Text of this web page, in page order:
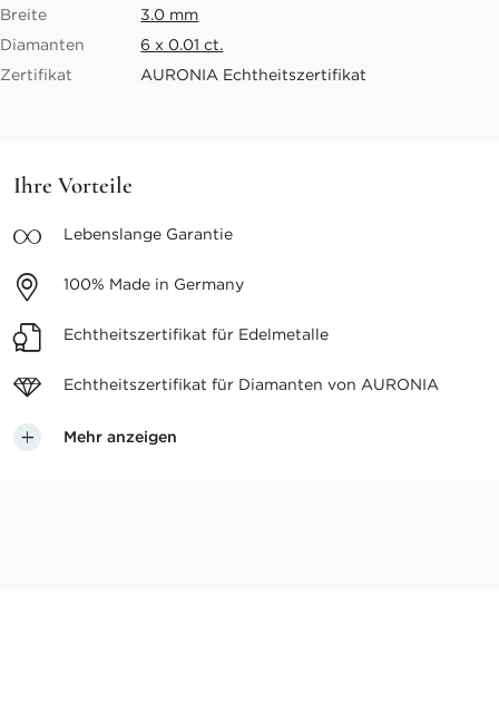
Breite
3.0 mm
Diamanten
6 x 0.01 ct.
Zertifikat
AURONIA Echtheitszertifikat
Ihre Vorteile
Lebenslange Garantie
100% Made in Germany
Echtheitszertifikat für Edelmetalle
Echtheitszertifikat für Diamanten von AURONIA
Mehr anzeigen